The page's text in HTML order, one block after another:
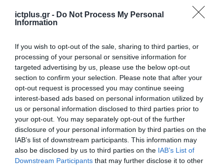
ictplus.gr - Do Not Process My Personal
Information
If you wish to opt-out of the sale, sharing to third parties, or
processing of your personal or sensitive information for
targeted advertising by us, please use the below opt-out
section to confirm your selection. Please note that after your
opt-out request is processed you may continue seeing
interest-based ads based on personal information utilized by
us or personal information disclosed to third parties prior to
your opt-out. You may separately opt-out of the further
disclosure of your personal information by third parties on the
IAB’s list of downstream participants. This information may
also be disclosed by us to third parties on the IAB’s List of
Downstream Participants that may further disclose it to other